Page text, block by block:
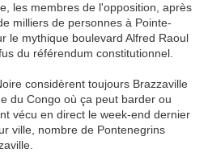
les membres de l'opposition, après
milliers de personnes à Pointe-
le mythique boulevard Alfred Raoul
du référendum constitutionnel.
considèrent toujours Brazzaville
du Congo où ça peut barder ou
vécu en direct le week-end dernier
ville, nombre de Pontenegrins